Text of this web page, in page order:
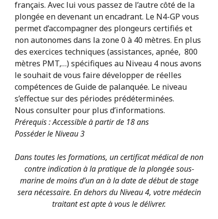
français. Avec lui vous passez de l’autre côté de la
plongée en devenant un encadrant. Le N4-GP vous
permet d’accompagner des plongeurs certifiés et
non autonomes dans la zone 0 à 40 mètres. En plus
des exercices techniques (assistances, apnée, 800
mètres PMT,…) spécifiques au Niveau 4 nous avons
le souhait de vous faire développer de réelles
compétences de Guide de palanquée. Le niveau
s’effectue sur des périodes prédéterminées.
Nous consulter pour plus d’informations.
Prérequis : Accessible à partir de 18 ans
Posséder le Niveau 3
Dans toutes les formations, un certificat médical de non
contre indication à la pratique de la plongée sous-
marine de moins d’un an à la date de début de stage
sera nécessaire. En dehors du Niveau 4, votre médecin
traitant est apte à vous le délivrer.